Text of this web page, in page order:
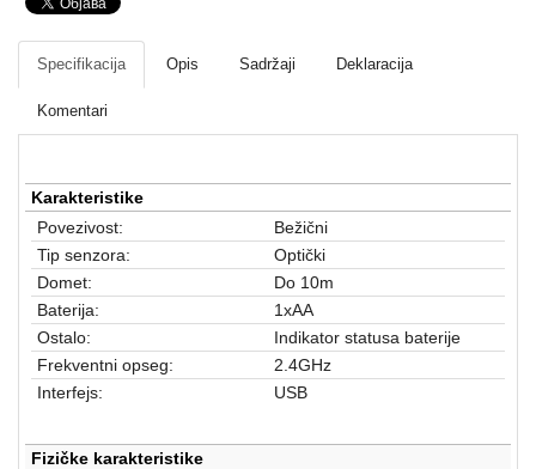
Fotoaparati
kamere
Kućni
aparati
Software
Sve
kategorije
Specifikacija Opis Sadržaji Deklaracija
Komentari
Karakteristike
Povezivost:
Bežični
Tip senzora:
Optički
Domet:
Do 10m
Baterija:
1xAA
Ostalo:
Indikator statusa baterije
Frekventni opseg:
2.4GHz
Interfejs:
USB
Fizičke karakteristike